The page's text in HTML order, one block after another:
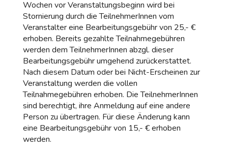
Wochen vor Veranstaltungsbeginn wird bei
Stornierung durch die TeilnehmerInnen vom
Veranstalter eine Bearbeitungsgebühr von 25,- €
erhoben. Bereits gezahlte Teilnahmegebühren
werden dem TeilnehmerInnen abzgl. dieser
Bearbeitungsgebühr umgehend zurückerstattet.
Nach diesem Datum oder bei Nicht-Erscheinen zur
Veranstaltung werden die vollen
Teilnahmegebühren erhoben. Die TeilnehmerInnen
sind berechtigt, ihre Anmeldung auf eine andere
Person zu übertragen. Für diese Änderung kann
eine Bearbeitungsgebühr von 15,- € erhoben
werden.